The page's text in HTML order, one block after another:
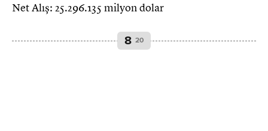
Net Alış: 25.296.135 milyon dolar
8 20